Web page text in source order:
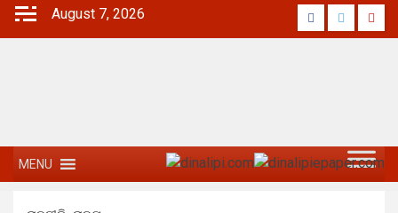
August 7, 2026
MENU